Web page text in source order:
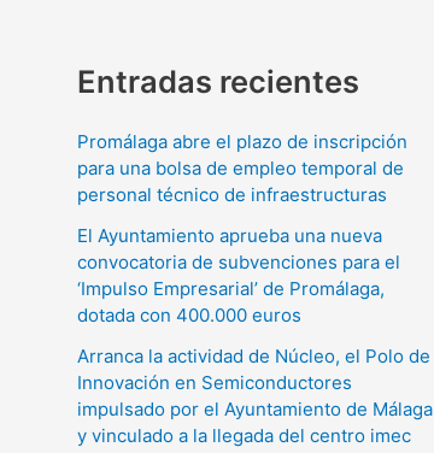
Entradas recientes
Promálaga abre el plazo de inscripción
para una bolsa de empleo temporal de
personal técnico de infraestructuras
El Ayuntamiento aprueba una nueva
convocatoria de subvenciones para el
‘Impulso Empresarial’ de Promálaga,
dotada con 400.000 euros
Arranca la actividad de Núcleo, el Polo de
Innovación en Semiconductores
impulsado por el Ayuntamiento de Málaga
y vinculado a la llegada del centro imec